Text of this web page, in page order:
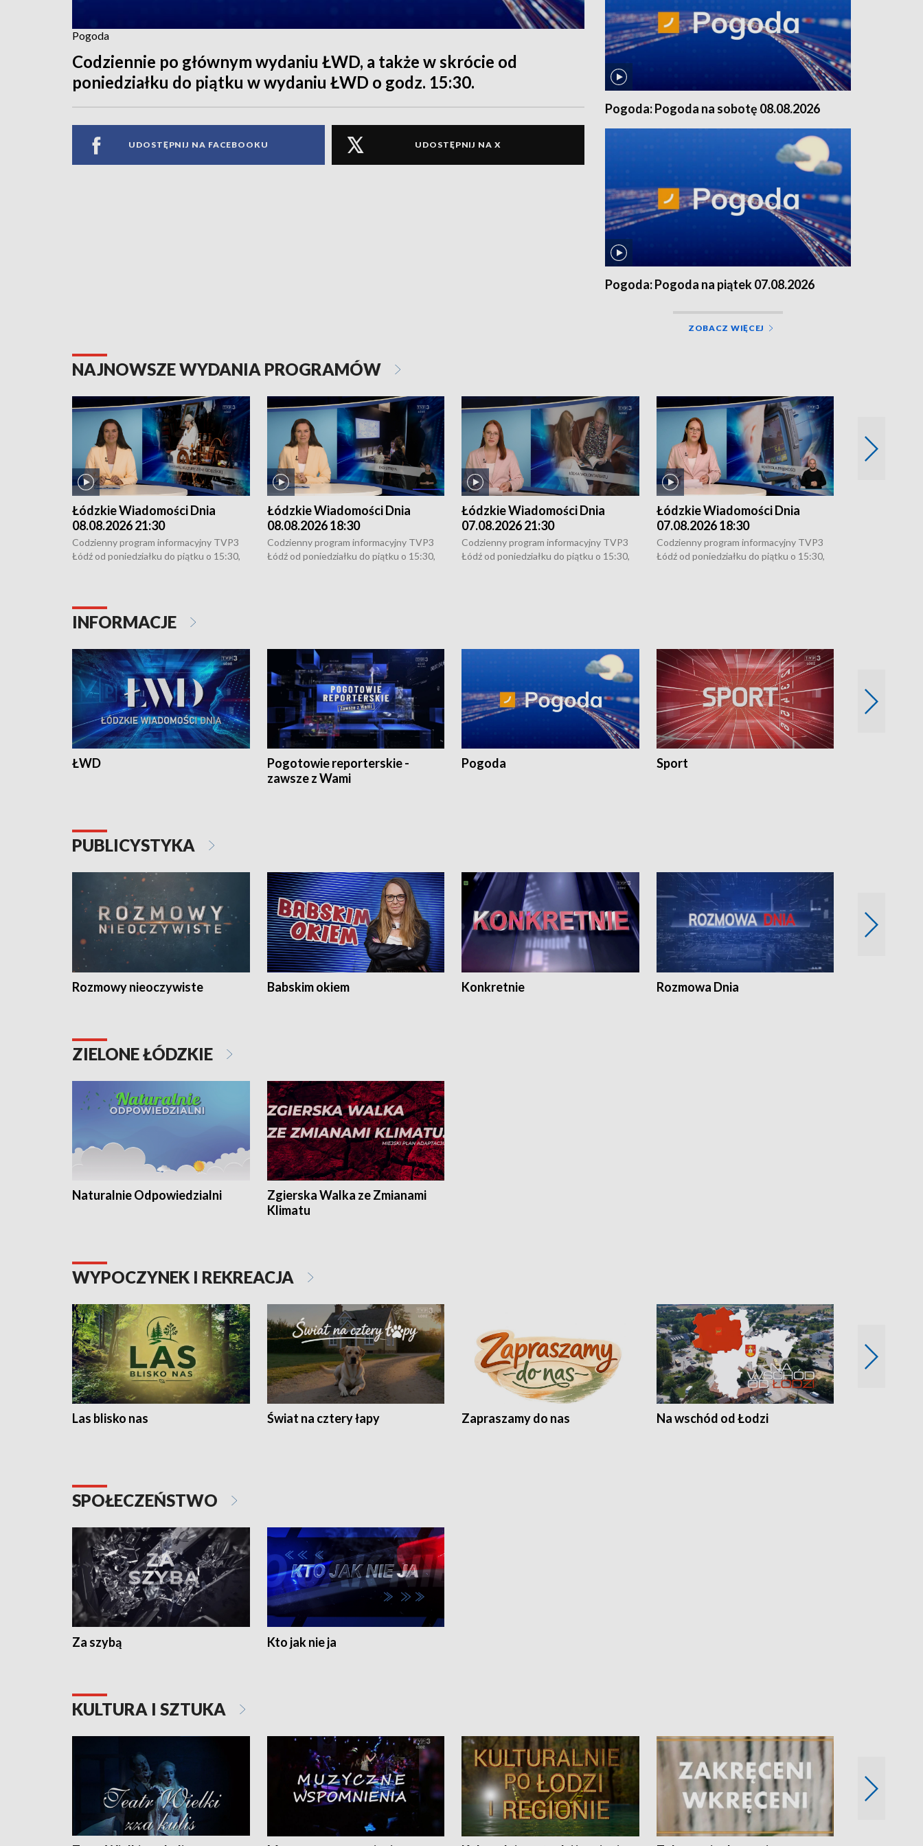
Pogoda
Codziennie po głównym wydaniu ŁWD, a także w skrócie od
poniedziałku do piątku w wydaniu ŁWD o godz. 15:30.
UDOSTĘPNIJ NA FACEBOOKU UDOSTĘPNIJ NA X
Pogoda: Pogoda na sobotę 08.08.2026
Pogoda: Pogoda na piątek 07.08.2026
ZOBACZ WIĘCEJ
NAJNOWSZE WYDANIA PROGRAMÓW
Łódzkie Wiadomości Dnia
08.08.2026 21:30
Codzienny program informacyjny TVP3
Łódź od poniedziałku do piątku o 15:30,
Łódzkie Wiadomości Dnia
08.08.2026 18:30
Codzienny program informacyjny TVP3
Łódź od poniedziałku do piątku o 15:30,
Łódzkie Wiadomości Dnia
07.08.2026 21:30
Codzienny program informacyjny TVP3
Łódź od poniedziałku do piątku o 15:30,
Łódzkie Wiadomości Dnia
07.08.2026 18:30
Codzienny program informacyjny TVP3
Łódź od poniedziałku do piątku o 15:30,
INFORMACJE
ŁWD
Pogotowie reporterskie -
zawsze z Wami
Pogoda Sport
PUBLICYSTYKA
Rozmowy nieoczywiste Babskim okiem Konkretnie Rozmowa Dnia
ZIELONE ŁÓDZKIE
Naturalnie Odpowiedzialni
Zgierska Walka ze Zmianami
Klimatu
WYPOCZYNEK I REKREACJA
Las blisko nas Świat na cztery łapy Zapraszamy do nas Na wschód od Łodzi
SPOŁECZEŃSTWO
Za szybą Kto jak nie ja
KULTURA I SZTUKA